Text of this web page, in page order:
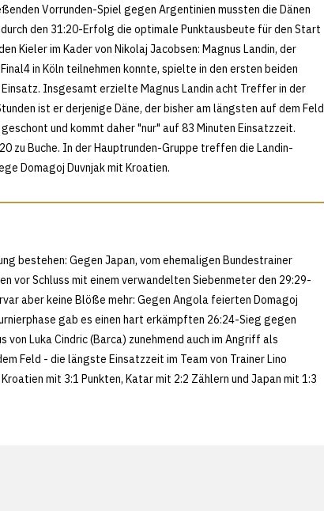
Vorrunden-Spiel gegen Argentinien mussten die Dänen
den 31:20-Erfolg die optimale Punktausbeute für den Start
Kieler im Kader von Nikolaj Jacobsen: Magnus Landin, der
in Köln teilnehmen konnte, spielte in den ersten beiden
Insgesamt erzielte Magnus Landin acht Treffer in der
ist er derjenige Däne, der bisher am längsten auf dem Feld
und kommt daher "nur" auf 83 Minuten Einsatzzeit.
zu Buche. In der Hauptrunden-Gruppe treffen die Landin-
Domagoj Duvnjak mit Kroatien.
bestehen: Gegen Japan, vom ehemaligen Bundestrainer
vor Schluss mit einem verwandelten Siebenmeter den 29:29-
aber keine Blöße mehr: Gegen Angola feierten Domagoj
gab es einen hart erkämpften 26:24-Sieg gegen
Luka Cindric (Barca) zunehmend auch im Angriff als
Feld - die längste Einsatzzeit im Team von Trainer Lino
mit 3:1 Punkten, Katar mit 2:2 Zählern und Japan mit 1:3